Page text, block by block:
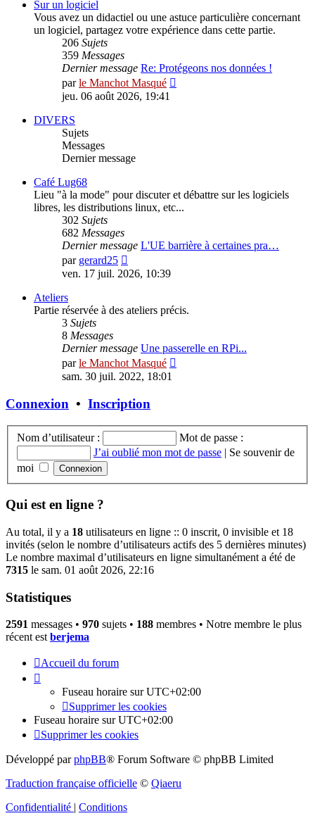
Sur un logiciel
Vous avez un didactiel ou une astuce particulière concernant
un logiciel, partagez votre expérience dans cette partie.
206 Sujets
359 Messages
Dernier message Re: Protégeons nos données !
parle Manchot Masqué
jeu. 06 août 2026, 19:41
DIVERS
Sujets
Messages
Dernier message
Café Lug68
Lieu "à la mode" pour discuter et débattre sur les logiciels
libres, les distributions linux, etc...
302 Sujets
682 Messages
Dernier message L'UE barrière à certaines pra…
par gerard25
le
ven. 17 juil. 2026, 10:39
Ateliers
Partie réservée à des ateliers précis.
3 Sujets
8 Messages
Dernier message Une passerelle en RPi...
parle Manchot Masqué
sam. 30 juil. 2022, 18:01
Connexion • Inscription
Nom d’utilisateur :
Mot de passe :
J’ai oublié mon mot de passe | Se souvenir de
moi
Qui est en ligne ?
Au total, il y a 18 utilisateurs en ligne :: 0 inscrit, 0 invisible et 18
invités (selon le nombre d’utilisateurs actifs des 5 dernières minutes)
Le nombre maximal d’utilisateurs en ligne simultanément a été de
7315 le sam. 01 août 2026, 22:16
Statistiques
2591 messages • 970 sujets • 188 membres • Notre membre le plus
récent est berjema
Accueil du forum
Fuseau horaire surUTC+02:00
Supprimer les cookies
Fuseau horaire surUTC+02:00
Supprimer les cookies
Développé parphpBB® Forum Software © phpBB Limited
Traduction française officielle © Qiaeru
Confidentialité | Conditions